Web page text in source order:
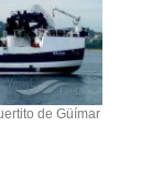
de Güímar